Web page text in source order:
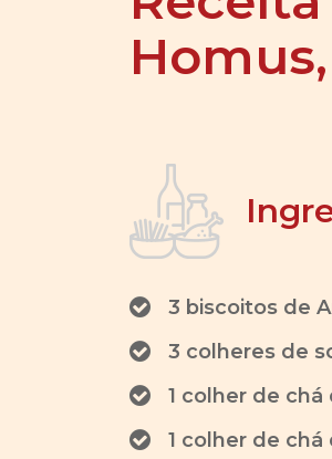
3 biscoitos de
3 colheres de
1 colher de chá
1 colher de chá